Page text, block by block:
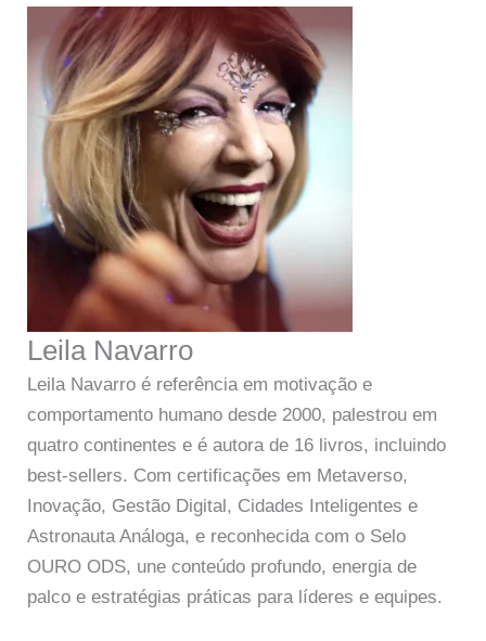
Leila Navarro
Leila Navarro é referência em motivação e
comportamento humano desde 2000, palestrou em
quatro continentes e é autora de 16 livros, incluindo
best-sellers. Com certificações em Metaverso,
Inovação, Gestão Digital, Cidades Inteligentes e
Astronauta Análoga, e reconhecida com o Selo
OURO ODS, une conteúdo profundo, energia de
palco e estratégias práticas para líderes e equipes.